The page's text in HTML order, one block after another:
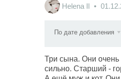
Helena Il
По дате добавления
Три сына. Они очень
сильно. Старший -